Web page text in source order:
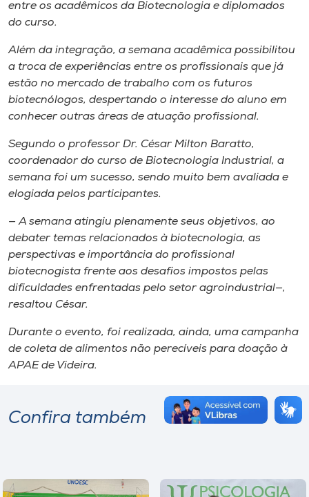
entre os acadêmicos da Biotecnologia e diplomados
do curso.
Além da integração, a semana acadêmica possibilitou
a troca de experiências entre os profissionais que já
estão no mercado de trabalho com os futuros
biotecnólogos, despertando o interesse do aluno em
conhecer outras áreas de atuação profissional.
Segundo o professor Dr. César Milton Baratto,
coordenador do curso de Biotecnologia Industrial, a
semana foi um sucesso, sendo muito bem avaliada e
elogiada pelos participantes.
— A semana atingiu plenamente seus objetivos, ao
debater temas relacionados à biotecnologia, as
perspectivas e importância do profissional
biotecnogista frente aos desafios impostos pelas
dificuldades enfrentadas pelo setor agroindustrial—,
resaltou César.
Durante o evento, foi realizada, ainda, uma campanha
de coleta de alimentos não perecíveis para doação à
APAE de Videira.
Confira também